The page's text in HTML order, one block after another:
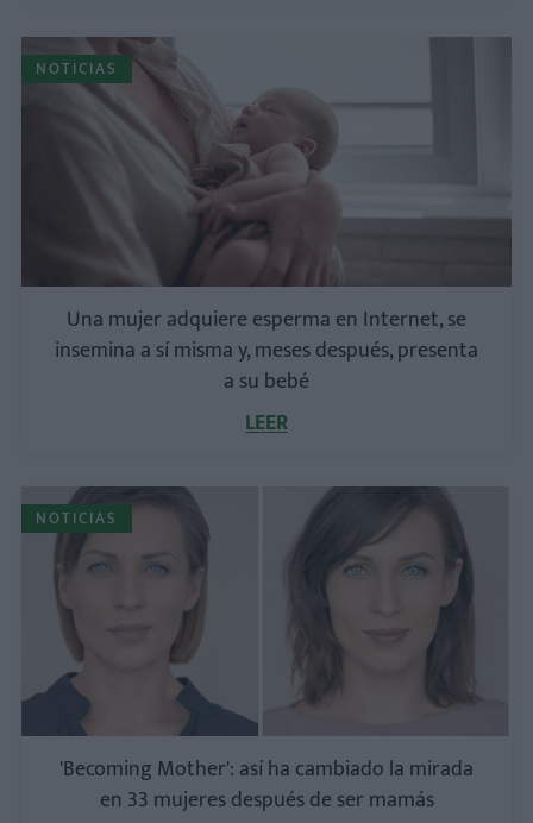
NOTICIAS
Una mujer adquiere esperma en Internet, se
insemina a sí misma y, meses después, presenta
a su bebé
LEER
NOTICIAS
'Becoming Mother': así ha cambiado la mirada
en 33 mujeres después de ser mamás